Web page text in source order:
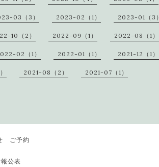
03（3） 2023-02（1） 2023-01（3）
10（2） 2022-09（1） 2022-08（1）
02（1） 2022-01（1） 2021-12（1）
2021-08（2） 2021-07（1）
ご予約
公表